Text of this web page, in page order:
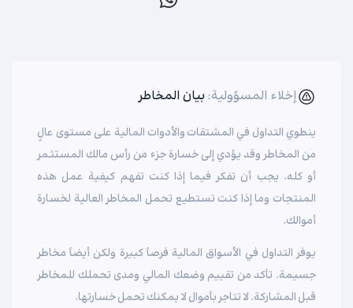
إخلاء المسؤولية: بيان المخاطر
ينطوي التداول في المشتقات والأدوات المالية على مستوى عالٍ
من المخاطر وقد يؤدي إلى خسارة جزء من رأس مالك المستثمر
أو كله. يجب أن تفكر فيما إذا كنت تفهم كيفية عمل هذه
المنتجات وما إذا كنت تستطيع تحمل المخاطر العالية لخسارة
أموالك.
يوفر التداول في الأسواق المالية فرصاً كبيرة ولكن أيضاً مخاطر
جسيمة. تأكد من تقييم وضعك المالي ومدى تحملك للمخاطر
قبل المشاركة. لا تتاجر بأموال لا يمكنك تحمل خسارتها.